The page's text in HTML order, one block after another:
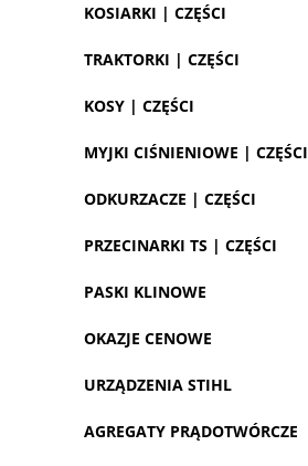
KOSIARKI | CZĘŚCI
TRAKTORKI | CZĘŚCI
KOSY | CZĘŚCI
MYJKI CIŚNIENIOWE | CZĘŚCI
ODKURZACZE | CZĘŚCI
PRZECINARKI TS | CZĘŚCI
PASKI KLINOWE
OKAZJE CENOWE
URZĄDZENIA STIHL
AGREGATY PRĄDOTWÓRCZE